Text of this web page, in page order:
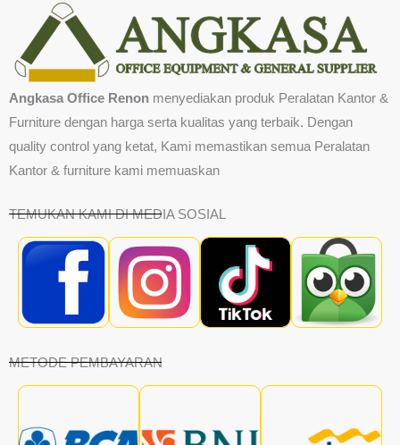
Angkasa Office Renon menyediakan produk Peralatan Kantor &
Furniture dengan harga serta kualitas yang terbaik. Dengan
quality control yang ketat, Kami memastikan semua Peralatan
Kantor & furniture kami memuaskan
TEMUKAN KAMI DI MEDIA SOSIAL
METODE PEMBAYARAN